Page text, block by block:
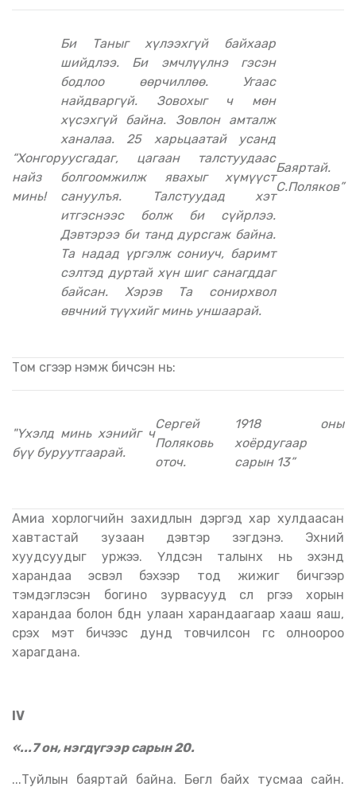
“Хонгор
найз
минь!
Би Таныг хүлээхгүй байхаар
шийдлээ. Би эмчлүүлнэ гэсэн
бодлоо өөрчиллөө. Угаас
найдваргүй. Зовохыг ч мөн
хүсэхгүй байна. Зовлон амталж
ханалаа. 25 харьцаатай усанд
уусгадаг, цагаан талстуудаас
болгоомжилж явахыг хүмүүст
сануулъя. Талстуудад хэт
итгэснээс болж би сүйрлээ.
Дэвтэрээ би танд дурсгаж байна.
Та надад үргэлж сониуч, баримт
сэлтэд дуртай хүн шиг санагддаг
байсан. Хэрэв Та сонирхвол
өвчний түүхийг минь уншаарай.
Баяртай.
С.Поляков”
Том үсгээр нэмж бичсэн нь:
"Үхэлд минь хэнийг ч
бүү буруутгаарай.
Сергей
Поляковь
оточ.
1918 оны
хоёрдугаар
сарын 13”
Амиа хорлогчийн захидлын дэргэд хар хулдаасан
хавтастай зузаан дэвтэр үзэгдэнэ. Эхний
хуудсуудыг уржээ. Үлдсэн талынх нь эхэнд
харандаа эсвэл бэхээр тод жижиг бичгээр
тэмдэглэсэн богино зурвасууд сүүл рүүгээ хорын
харандаа болон бүдүүн улаан харандаагаар хааш яаш,
үсрэх мэт бичээс дунд товчилсон үгс олноороо
харагдана.
IV
«...7 он, нэгдүгээр сарын 20.
...туйлын баяртай байна. Бөглүү байх тусмаа сайн.